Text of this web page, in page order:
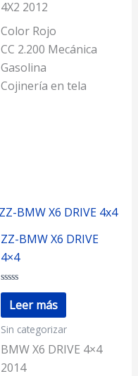
4X2 2012
Color Rojo
CC 2.200 Mecánica
Gasolina
Cojinería en tela
ZZ-BMW X6 DRIVE
4×4
Valorado
con
de
5
Leer más
Sin categorizar
BMW X6 DRIVE 4×4
2014